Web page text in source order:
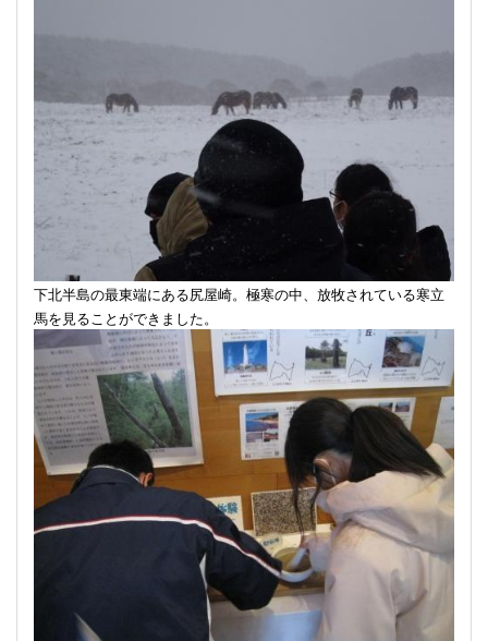
下北半島の最東端にある尻屋崎。極寒の中、放牧されている寒立
馬を見ることができました。